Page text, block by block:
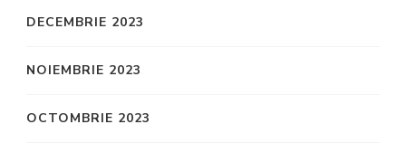
DECEMBRIE 2023
NOIEMBRIE 2023
OCTOMBRIE 2023